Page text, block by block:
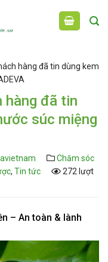
hàng đã tin dùng kem
hàng đã tin
súc miệng
Chăm sóc
, Tin tức
272 lượt
– An toàn & lành